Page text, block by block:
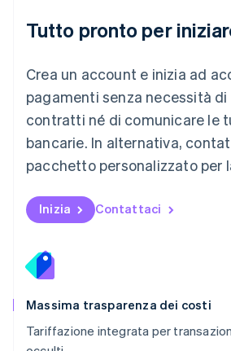
Tutto pronto per
Crea un account e inizia ad
pagamenti senza necessità
contratti né di comunicare le
bancarie. In alternativa,
pacchetto personalizzato per
Inizia Contattaci
Massima trasparenza dei costi
Tariffazione integrata per
Malta
English
EspañolEnglish
Norvegia
English
Nuova Zelanda
English
NederlandsEnglish
English
Portogallo
RAS di Hong Kong, Cina
English
English
English